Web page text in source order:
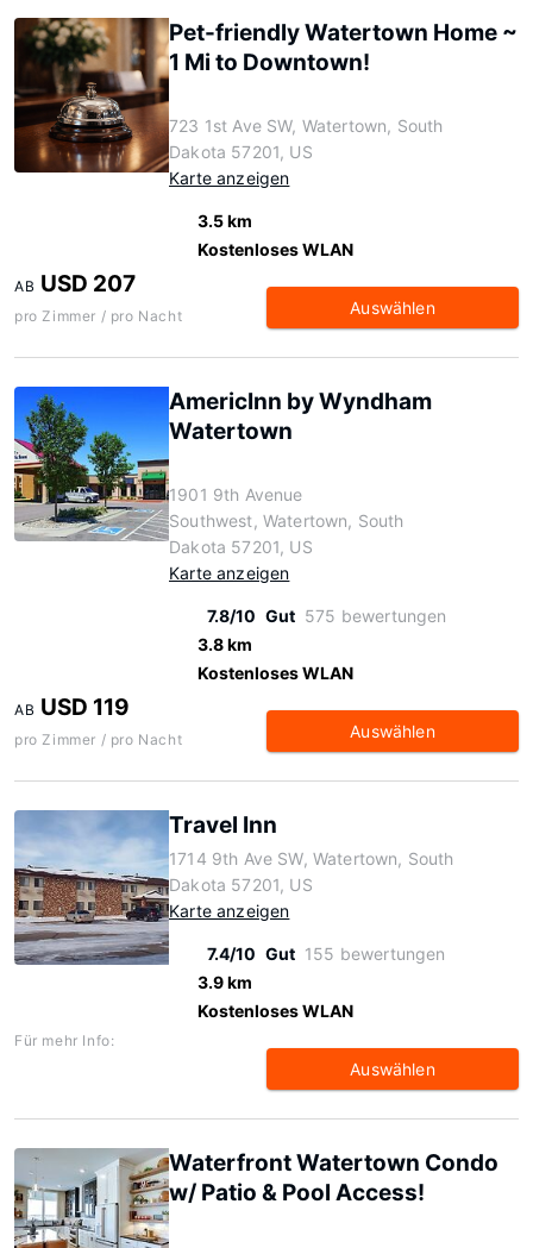
Pet-friendly Watertown Home ~
1 Mi to Downtown!
723 1st Ave SW, Watertown, South
Dakota 57201, US
Karte anzeigen
3.5 km
Kostenloses WLAN
AB USD 207
pro Zimmer / pro Nacht Auswählen
AmericInn by Wyndham
Watertown
1901 9th Avenue
Southwest, Watertown, South
Dakota 57201, US
Karte anzeigen
7.8/10 Gut 575 bewertungen
3.8 km
Kostenloses WLAN
AB USD 119
pro Zimmer / pro Nacht Auswählen
Travel Inn
1714 9th Ave SW, Watertown, South
Dakota 57201, US
Karte anzeigen
7.4/10 Gut 155 bewertungen
3.9 km
Kostenloses WLAN
Für mehr Info:
Auswählen
Waterfront Watertown Condo
w/ Patio & Pool Access!